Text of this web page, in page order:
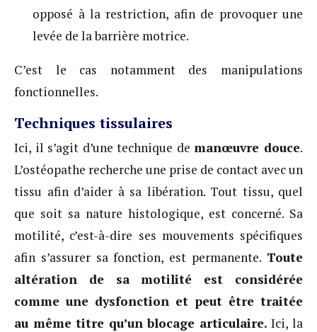
opposé à la restriction, afin de provoquer une
levée de la barrière motrice.
C’est le cas notamment des manipulations
fonctionnelles.
Techniques tissulaires
Ici, il s’agit d’une technique demanœuvre douce.
L’ostéopathe recherche une prise de contact avec un
tissu afin d’aider à sa libération. Tout tissu, quel
que soit sa nature histologique, est concerné. Sa
motilité, c’est-à-dire ses mouvements spécifiques
afin s’assurer sa fonction, est permanente. Toute
altération de sa motilité est considérée
comme une dysfonction et peut être traitée
au même titre qu’un blocage articulaire. Ici, la